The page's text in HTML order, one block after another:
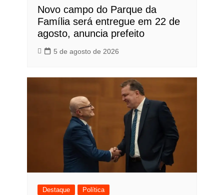
Novo campo do Parque da
Família será entregue em 22 de
agosto, anuncia prefeito
5 de agosto de 2026
Destaque Política